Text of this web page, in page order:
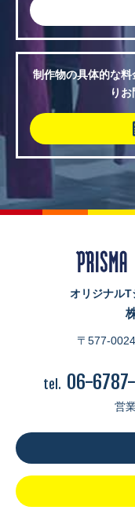
制作物の具体的な
り
オリジナルT
〒577-
tel. 06-
営